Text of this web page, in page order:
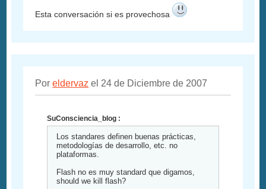
Esta conversación si es provechosa
Poreldervaz el 24 de Diciembre de 2007
SuConsciencia_blog :
Los standares definen buenas prácticas,
metodologías de desarrollo, etc. no
plataformas.
Flash no es muy standard que digamos,
should we kill flash?